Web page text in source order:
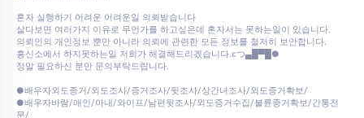
혼자 실행하기 어려운 어려운일 의뢰받습니다
살다보면 여러가지 이유로 무언가를 하고싶은데 혼자서는 못하는일이 있습니다.
의뢰인의 개인정보 뿐만 아니라 의뢰에 관련한 모든 정보를 철저히 보안합니다.
흥신소에서 하지못하는일 저희가 해결해드리겠습니다.εつ▄█▀█●
정말 필요하신 분만 문의부탁드립니다.
●배우자외도증거/외도조사/증거조사/뒷조사/상간녀조사/외도증거확보/
●배우자바람/애인/아내/와이프/남편뒷조사/외도증거수집/불륜증거확보/간통전
문/